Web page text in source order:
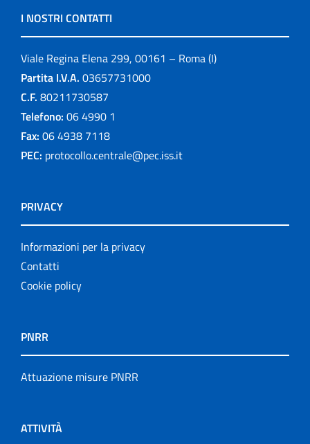
I NOSTRI CONTATTI
Viale Regina Elena 299, 00161 – Roma (I)
Partita I.V.A. 03657731000
C.F. 80211730587
Telefono: 06 4990 1
Fax: 06 4938 7118
PEC: protocollo.centrale@pec.iss.it
PRIVACY
Informazioni per la privacy
Contatti
Cookie policy
PNRR
Attuazione misure PNRR
ATTIVITÀ